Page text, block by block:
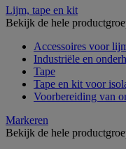
Lijm, tape en kit
Bekijk de hele
Accessoires voor
Industriële en
Tape
Tape en kit voor
Voorbereiding van
Markeren
Bekijk de hele